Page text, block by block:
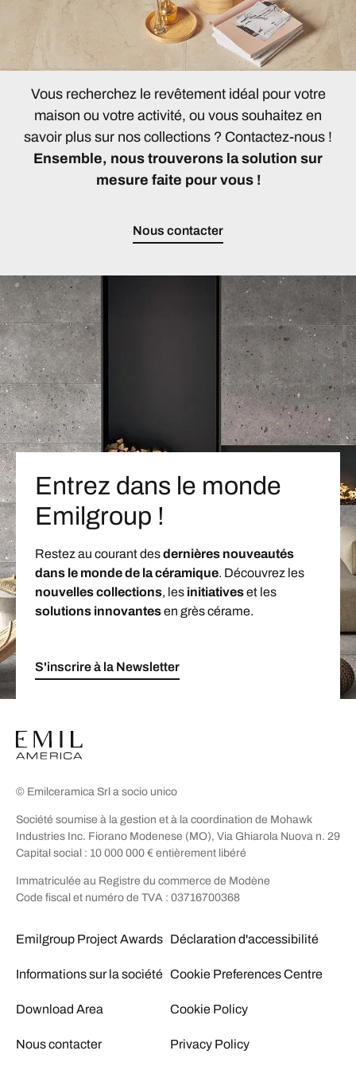
Vous recherchez le revêtement idéal pour votre
maison ou votre activité, ou vous souhaitez en
savoir plus sur nos collections ? Contactez-nous !
Ensemble, nous trouverons la solution sur
mesure faite pour vous !
Nous contacter
Entrez dans le monde
Emilgroup !
Restez au courant desdernières nouveautés
dans le monde de la céramique. Découvrez les
nouvelles collections, les initiativeset les
solutions innovantesen grès cérame.
S'inscrire à la Newsletter
© Emilceramica Srl a socio unico
Société soumise à la gestion et à la coordination de Mohawk
Industries Inc. Fiorano Modenese (MO), Via Ghiarola Nuova n. 29
Capital social : 10 000 000 € entièrement libéré
Immatriculée au Registre du commerce de Modène
Code fiscal et numéro de TVA : 03716700368
Emilgroup Project Awards
Informations sur la société
Download Area
Nous contacter
Déclaration d'accessibilité
Cookie Preferences Centre
Cookie Policy
Privacy Policy